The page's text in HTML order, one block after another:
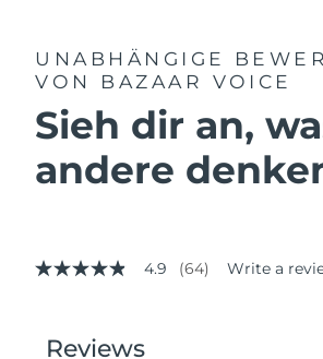
UNABHÄNGIGE
VON BAZAAR VOICE
Sieh dir an,
andere
4.9
stars,
4.9 (64) Write a